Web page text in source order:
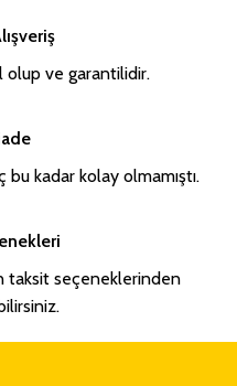
olup ve garantilidir.
bu kadar kolay olmamıştı.
taksit seçeneklerinden